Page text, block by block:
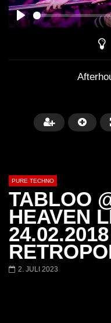
PLAY
01:31:35
Miss Djax – Cherry
Lokeren Belgium (1996)
PURE TECHNO
TABLOO
HEAVEN
2. JULI 2023